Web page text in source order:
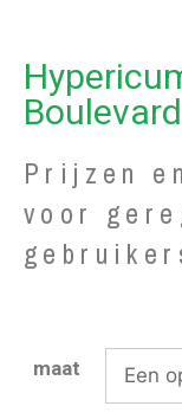
Boulevard
Prijzen
voor
maat